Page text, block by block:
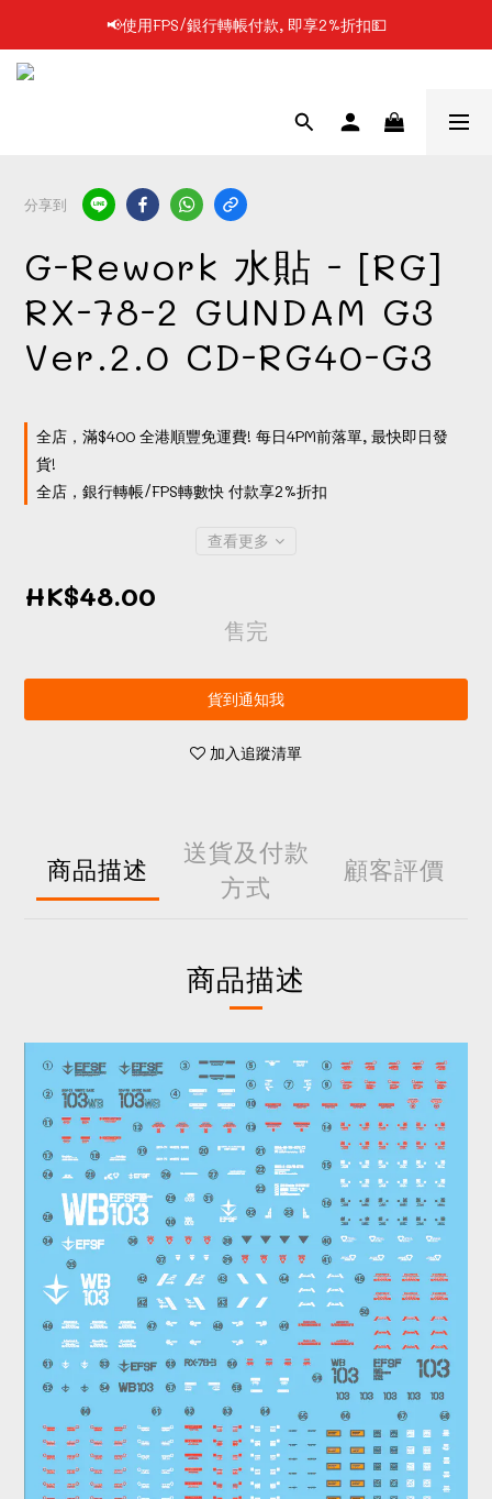
📢凡購物滿$199 順豐自提點免運費📦📦
📢使用FPS/銀行轉帳付款, 即享2%折扣💵
分享到
G-Rework 水貼 - [RG]
RX-78-2 GUNDAM G3
Ver.2.0 CD-RG40-G3
全店，滿$400 全港順豐免運費! 每日4PM前落單, 最快即日發
貨!
全店，銀行轉帳/FPS轉數快 付款享2%折扣
查看更多
HK$48.00
售完
貨到通知我
加入追蹤清單
商品描述
送貨及付款
方式
顧客評價
商品描述